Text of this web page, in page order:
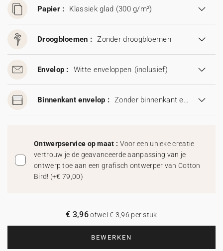
Papier : Klassiek glad (300 g/m²)
Droogbloemen : Zonder droogbloemen
Envelop : Witte enveloppen (inclusief)
Binnenkant envelop : Zonder binnenkant envelop
Ontwerpservice op maat : Voor een unieke creatie
vertrouw je de geavanceerde aanpassing van je
ontwerp toe aan een grafisch ontwerper van Cotton
Bird! (+€ 79,00)
BEWERKEN
€ 3,96ofwel € 3,96 per stuk